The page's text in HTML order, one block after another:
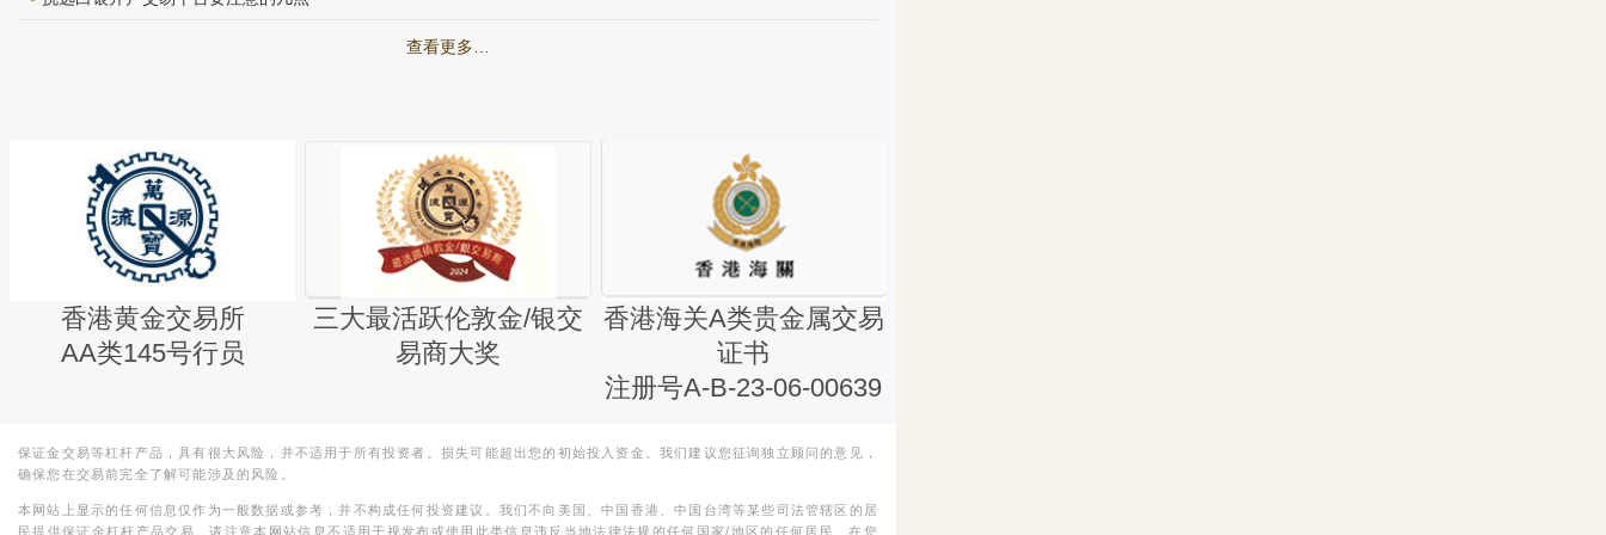
查看更多…
香港黄金交易所
AA类145号行员
三大最活跃伦敦金/银交
易商大奖
香港海关A类贵金属交易
证书
注册号A-B-23-06-00639
保证金交易等杠杆产品，具有很大风险，并不适用于所有投资者。损失可能超出您的初始投入资金。我们建议您征询独立顾问的意见，
确保您在交易前完全了解可能涉及的风险。
本网站上显示的任何信息仅作为一般数据或参考，并不构成任何投资建议。我们不向美国、中国香港、中国台湾等某些司法管辖区的居
民提供保证金杠杆产品交易。请注意本网站信息不适用于视发布或使用此类信息违反当地法律法规的任何国家/地区的任何居民。在您